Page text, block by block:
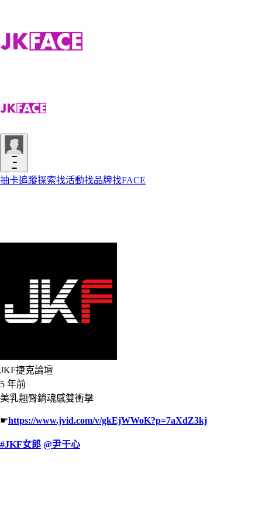
抽卡追蹤探索找活動找品牌找FACE
JKF捷克論壇
5 年前
美乳翹臀銷魂感雙衝擊
☛https://www.jvid.com/v/gkEjWWoK?p=7aXdZ3kj
#JKF女郎 @尹于心